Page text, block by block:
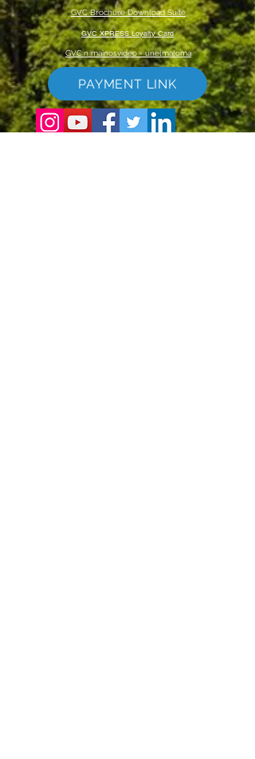
GVC Brochure Download Suite
GVC XPRESS Loyalty Card
GVC:n mainosvideo - unelmaloma
PAYMENT LINK